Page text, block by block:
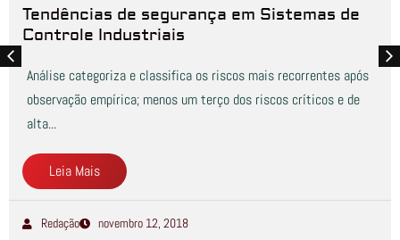
Tendências de segurança em Sistemas de
Controle Industriais
Análise categoriza e classifica os riscos mais recorrentes após
observação empírica; menos um terço dos riscos críticos e de
alta...
Leia Mais
Redação novembro 12, 2018